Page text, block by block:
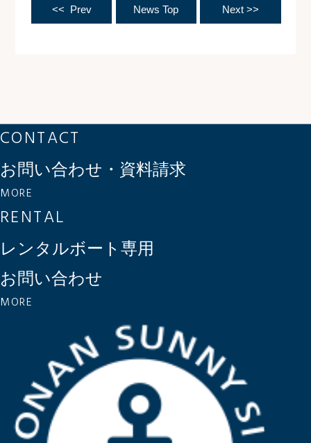
<< Prev News Top Next >>
CONTACT
お問い合わせ・資料請求
MORE
RENTAL
レンタルボート専用
お問い合わせ
MORE